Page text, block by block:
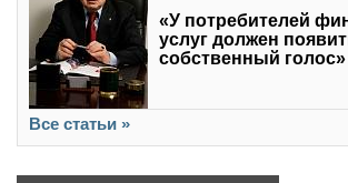
«У потребителей
услуг должен
собственный голос»
Все статьи »